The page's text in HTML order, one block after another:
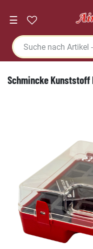
☰
Schmincke Kunststoff